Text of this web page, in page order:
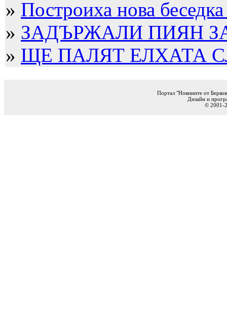
» Построиха нова
» ЗАДЪРЖАЛИ ПИЯН
» ЩЕ ПАЛЯТ ЕЛХАТА
Портал "Новините от
Дизайн и
© 2001-